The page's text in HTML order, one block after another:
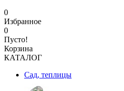
0
Избранное
0
Пусто!
Корзина
КАТАЛОГ
Сад, теплицы